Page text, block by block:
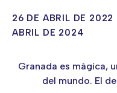
26 DE ABRIL DE 2022
ABRIL DE 2024
Granada es mágica,
del mundo. El